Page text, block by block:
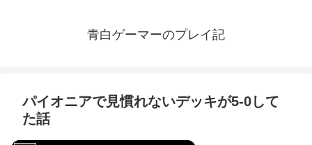
青白ゲーマーのプレイ記
パイオニアで見慣れないデッキが5-0して
た話